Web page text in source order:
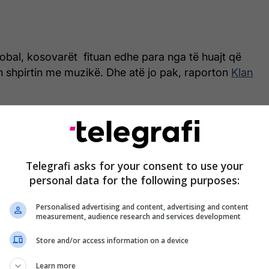
kosovarët fituan edhe para nga të huajt që
shpirtin me muzikë. Dhe atë jo pak, raporton Klan
shkoi edhe në rajon.
më së shumti fluksin e festivalit, ishin taksistët
rrugët, duke bartur turistë nga e gjithë bota
Oda e Hotelerise e Turizmit thotë se përfitimet
euro.
sillet që veç Prishtina i ka fitu këtu kanë fitu të
Telegrafi asks for your consent to use your
personal data for the following purposes:
Personalised advertising and content, advertising and content
measurement, audience research and services development
Store and/or access information on a device
Learn more